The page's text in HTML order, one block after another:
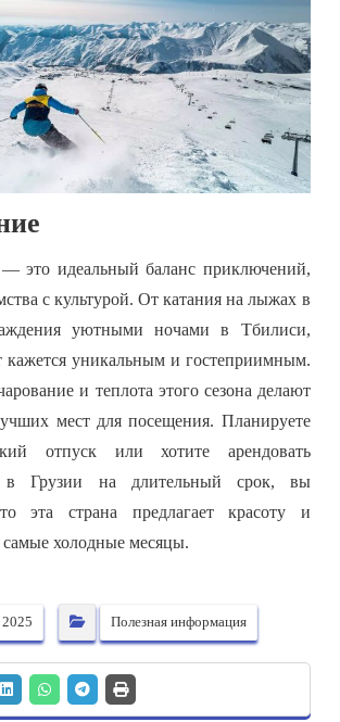
это идеальный баланс приключений,
с культурой. От катания на лыжах в
уютными ночами в Тбилиси,
уникальным и гостеприимным.
и теплота этого сезона делают
мест для посещения. Планируете
отпуск или хотите арендовать
в Грузии на длительный срок, вы
эта страна предлагает красоту и
холодные месяцы.
2025 Полезная информация